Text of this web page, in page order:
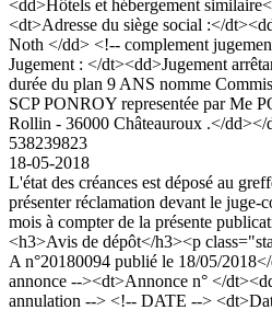
<dd>Hôtels et hébergement
<dt>Adresse du siège social :</
Noth </dd> <!-- complement
Jugement : </dt><dd>Jugement
durée du plan 9 ANS nomme
SCP PONROY representée par Me
Rollin - 36000 Châteauroux .</
538239823
18-05-2018
L'état des créances est déposé au
présenter réclamation devant le juge-
mois à compter de la présente
<h3>Avis de dépôt</h3><p
A n°20180094 publié le 18/05/
annonce --><dt>Annonce n° </
annulation --> <!-- DATE -->